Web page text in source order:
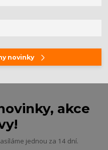
novinky
akce
jednou za 14 dní.